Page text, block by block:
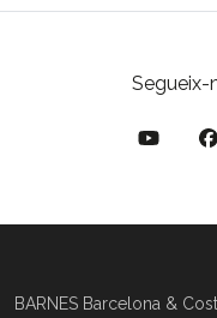
Segueix-
BARNES Barcelona &